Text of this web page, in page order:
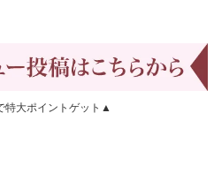
特大ポイントゲット▲